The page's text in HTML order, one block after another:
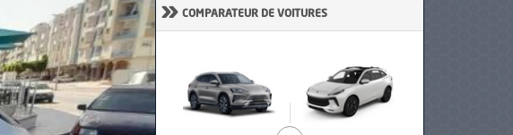
» COMPARATEUR DE VOITURES